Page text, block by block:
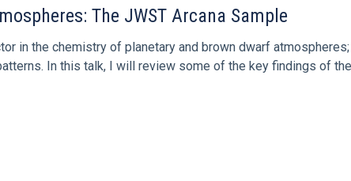
The JWST Arcana Sample
in the chemistry of planetary and brown dwarf
In this talk, I will review some of the key findings of